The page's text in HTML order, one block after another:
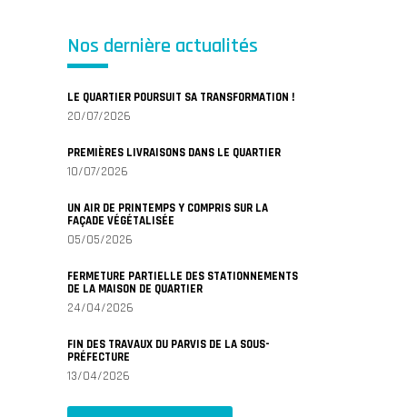
Nos dernière actualités
LE QUARTIER POURSUIT SA TRANSFORMATION !
20/07/2026
PREMIÈRES LIVRAISONS DANS LE QUARTIER
10/07/2026
UN AIR DE PRINTEMPS Y COMPRIS SUR LA
FAÇADE VÉGÉTALISÉE
05/05/2026
FERMETURE PARTIELLE DES STATIONNEMENTS
DE LA MAISON DE QUARTIER
24/04/2026
FIN DES TRAVAUX DU PARVIS DE LA SOUS-
PRÉFECTURE
13/04/2026